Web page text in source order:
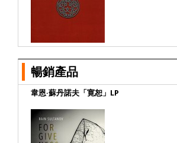
暢銷產品
韋恩·蘇丹諾夫「寛恕」LP